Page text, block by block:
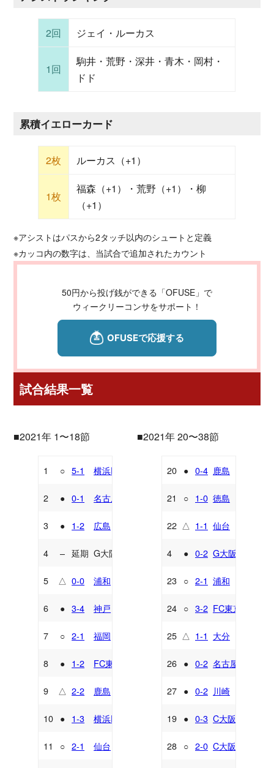
2回 ジェイ・ルーカス
1回
駒井・荒野・深井・青木・岡村・
ドド
累積イエローカード
2枚 ルーカス（+1）
1枚
福森（+1）・荒野（+1）・柳
（+1）
※アシストはパスから2タッチ以内のシュートと定義
※カッコ内の数字は、当試合で追加されたカウント
50円から投げ銭ができる「OFUSE」で
ウィークリーコンサをサポート！
試合結果一覧
■2021年 1〜18節
1 ○ 5-1 横浜FC
2 ● 0-1 名古屋
3 ● 1-2 広島
4 – 延期 G大阪
5 △ 0-0 浦和
6 ● 3-4 神戸
7 ○ 2-1 福岡
8 ● 1-2 FC東京
9 △ 2-2 鹿島
10 ● 1-3 横浜FM
11 ○ 2-1 仙台
■2021年 20〜38節
20 ● 0-4 鹿島
21 ○ 1-0 徳島
22 △ 1-1 仙台
4 ● 0-2 G大阪
23 ○ 2-1 浦和
24 ○ 3-2 FC東京
25 △ 1-1 大分
26 ● 0-2 名古屋
27 ● 0-2 川崎
19 ● 0-3 C大阪
28 ○ 2-0 C大阪